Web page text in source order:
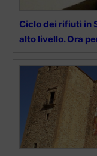
Ciclo dei rifiuti in
alto livello. Ora